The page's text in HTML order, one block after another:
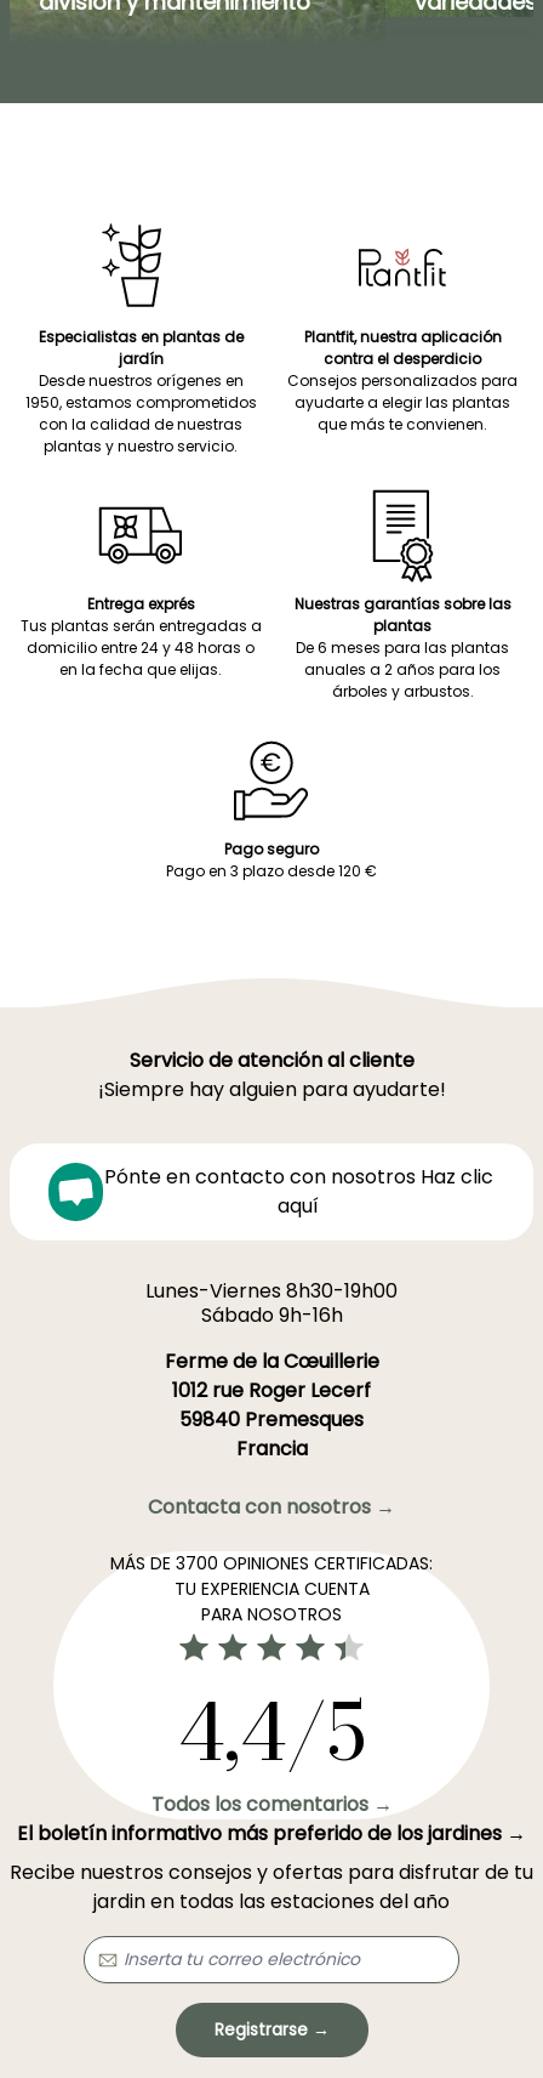
Especialistas en plantas de
jardín
Desde nuestros orígenes en
1950, estamos comprometidos
con la calidad de nuestras
plantas y nuestro servicio.
Plantfit, nuestra aplicación
contra el desperdicio
Consejos personalizados para
ayudarte a elegir las plantas
que más te convienen.
Entrega exprés
Tus plantas serán entregadas a
domicilio entre 24 y 48 horas o
en la fecha que elijas.
Nuestras garantías sobre las
plantas
De 6 meses para las plantas
anuales a 2 años para los
árboles y arbustos.
Pago seguro
Pago en 3 plazo desde 120 €
Servicio de atención al cliente
¡Siempre hay alguien para ayudarte!
Pónte en contacto con nosotros Haz clic
aquí
Lunes-Viernes 8h30-19h00
Sábado 9h-16h
Ferme de la Cœuillerie
1012 rue Roger Lecerf
59840 Premesques
Francia
Contacta con nosotros →
MÁS DE 3700 OPINIONES CERTIFICADAS:
TU EXPERIENCIA CUENTA
PARA NOSOTROS
4,4/5
Todos los comentarios →
El boletín informativo más preferido de los jardines →
Recibe nuestros consejos y ofertas para disfrutar de tu
jardin en todas las estaciones del año
Registrarse →